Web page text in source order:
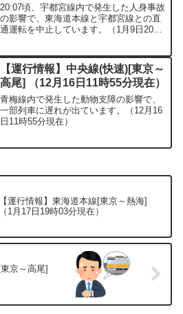
20:07頃、宇都宮線内で発生した人身事故
の影響で、東海道本線と宇都宮線との直
通運転を中止しています。（1月9日20時
【運行情報】中央線(快速)[東京～
高尾] （12月16日11時55分現在）
青梅線内で発生した動物支障の影響で、
一部列車に遅れが出ています。（12月16
日11時55分現在）
【運行情報】東海道本線[東京～熱海]
（1月17日19時03分現在）
京～高尾]